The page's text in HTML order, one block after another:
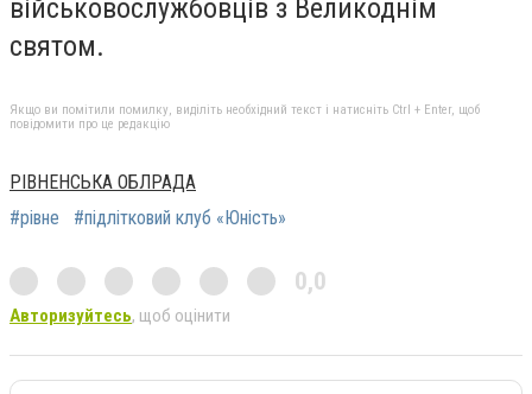
військовослужбовців з Великоднім
святом.
Якщо ви помітили помилку, виділіть необхідний текст і натисніть Ctrl + Enter, щоб
повідомити про це редакцію
РІВНЕНСЬКА ОБЛРАДА
#рівне
#підлітковий клуб «Юність»
0,0
Авторизуйтесь, щоб оцінити